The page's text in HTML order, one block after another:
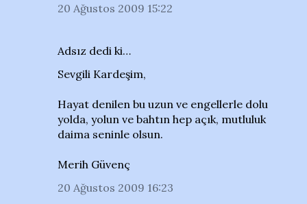
20 Ağustos 2009 15:22
Adsız dedi ki…
Sevgili Kardeşim,
Hayat denilen bu uzun ve engellerle dolu
yolda, yolun ve bahtın hep açık, mutluluk
daima seninle olsun.
Merih Güvenç
20 Ağustos 2009 16:23